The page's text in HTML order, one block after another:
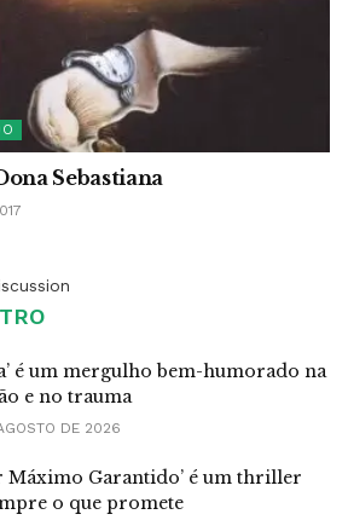
Sebastiana
é um mergulho bem-humorado na
e no trauma
DE 2026
Máximo Garantido’ é um thriller
o que promete